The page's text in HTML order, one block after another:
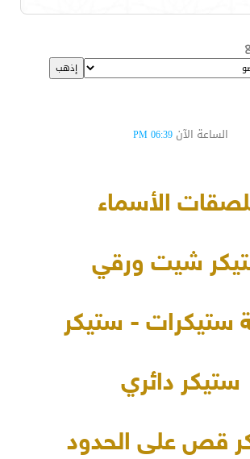
الساعة الآن 06:39 PM
الأسماء
شيت ورقي
ستيكرات - ستيكر
ستيكر دائري
قص على الحدود